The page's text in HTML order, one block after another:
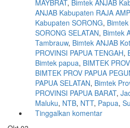
MAYBRAT, Bimtek ANJAB
ANJAB Kabupaten RAJA
Kabupaten SORONG,
SORONG SELATAN, Bimtek
Tambrauw, Bimtek ANJAB
PROVINSI PAPUA TENGAH,
Bimtek papua, BIMTEK
BIMTEK PROV PAPUA
PAPUA SELATAN, Bimtek
PROVINSI PAPUA BARAT,
Maluku, NTB, NTT, Papua,
Tinggalkan komentar